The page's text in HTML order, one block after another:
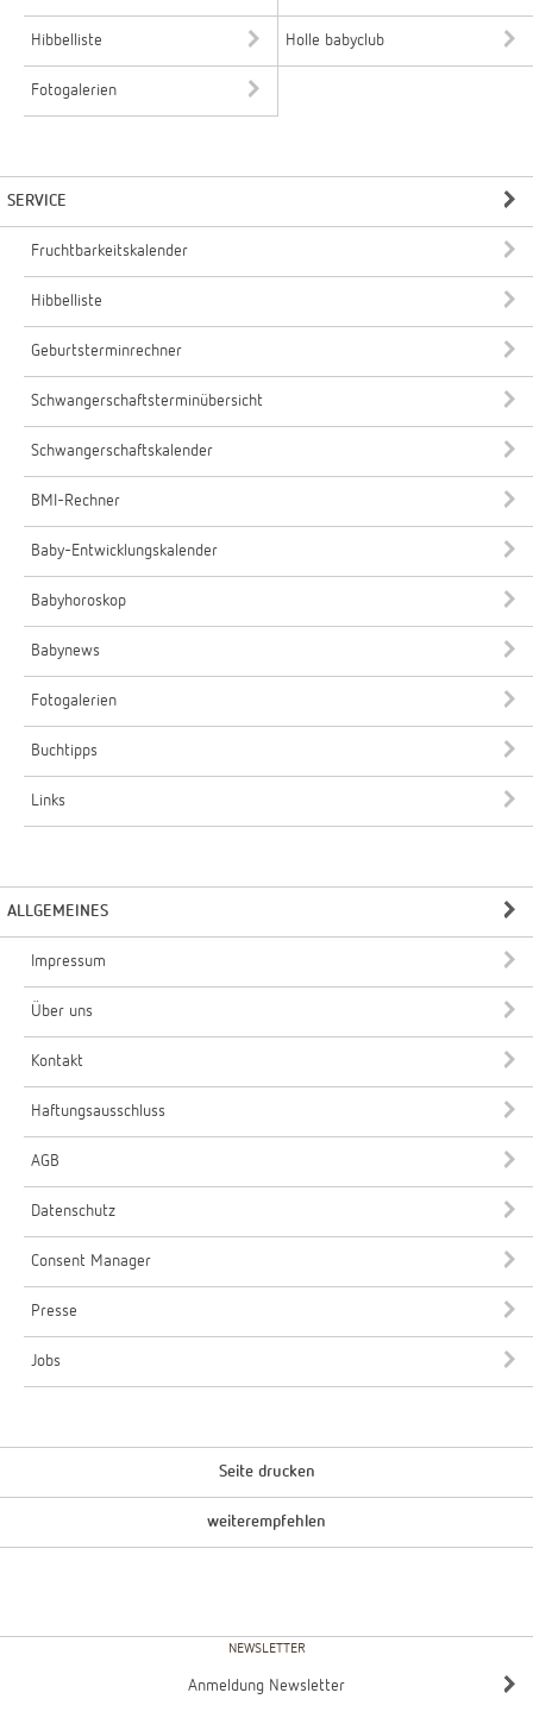
Hibbelliste Holle babyclub
Fotogalerien
SERVICE
Fruchtbarkeitskalender
Hibbelliste
Geburtsterminrechner
Schwangerschaftsterminübersicht
Schwangerschaftskalender
BMI-Rechner
Baby-Entwicklungskalender
Babyhoroskop
Babynews
Fotogalerien
Buchtipps
Links
ALLGEMEINES
Impressum
Über uns
Kontakt
Haftungsausschluss
AGB
Datenschutz
Consent Manager
Presse
Jobs
Seite drucken
weiterempfehlen
NEWSLETTER
Anmeldung Newsletter